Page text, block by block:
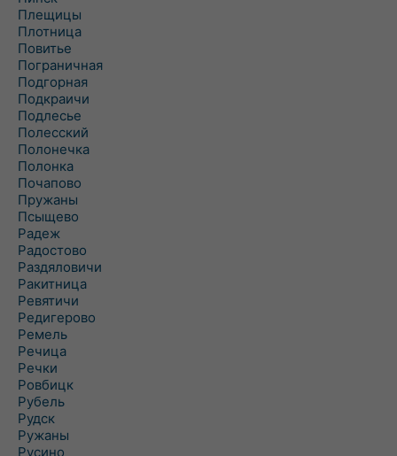
Плещицы
Плотница
Повитье
Пограничная
Подгорная
Подкраичи
Подлесье
Полесский
Полонечка
Полонка
Почапово
Пружаны
Псыщево
Радеж
Радостово
Раздяловичи
Ракитница
Ревятичи
Редигерово
Ремель
Речица
Речки
Ровбицк
Рубель
Рудск
Ружаны
Русино